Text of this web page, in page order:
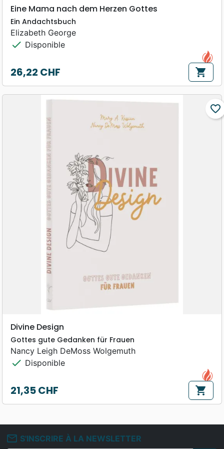
Eine Mama nach dem Herzen Gottes
Ein Andachtsbuch
Elizabeth George
check Disponible
Prix
26,22 CHF shopping_cart
favorite_border
Divine Design
Gottes gute Gedanken für Frauen
Nancy Leigh DeMoss Wolgemuth
check Disponible
Prix
21,35 CHF shopping_cart
mail_outline S'INSCRIRE À LA NEWSLETTER